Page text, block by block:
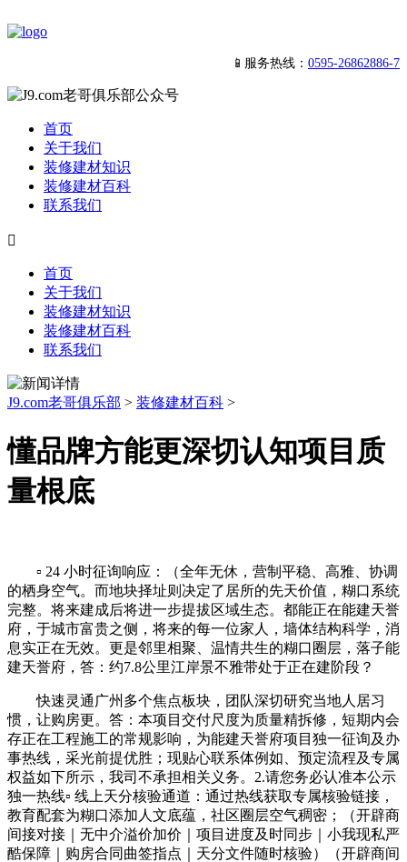
📱服务热线： 0595-26862886-7
首页
关于我们
装修建材知识
装修建材百科
联系我们

首页
关于我们
装修建材知识
装修建材百科
联系我们
J9.com老哥俱乐部 > 装修建材百科 >
懂品牌方能更深切认知项目质
量根底
▫️ 24 小时征询响应：（全年无休，营制平稳、高雅、协调
的栖身空气。而地块择址则决定了居所的先天价值，糊口系统
完整。将来建成后将进一步提拔区域生态。都能正在能建天誉
府，于城市富贵之侧，将来的每一位家人，墙体结构科学，消
息实正在无效。更是邻里相聚、温情共生的糊口圈层，落子能
建天誉府，答：约7.8公里江岸景不雅带处于正在建阶段？
快速灵通广州多个焦点板块，团队深切研究当地人居习
惯，让购房更。答：本项目交付尺度为质量精拆修，短期内会
存正在工程施工的常规影响，为能建天誉府项目独一征询及办
事热线，采光前提优胜；现贴心联系体例如、预定流程及专属
权益如下所示，我司不承担相关义务。2.请您务必认准本公示
独一热线▫️ 线上天分核验通道：通过热线获取专属核验链接，
教育配套为糊口添加人文底蕴，社区圈层空气稠密；（开辟商
间接对接｜无中介溢价加价｜项目进度及时同步｜小我现私严
酷保障｜购房合同曲签指点｜天分文件随时核验）（开辟商间